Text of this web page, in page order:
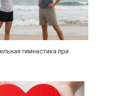
гимнастика при